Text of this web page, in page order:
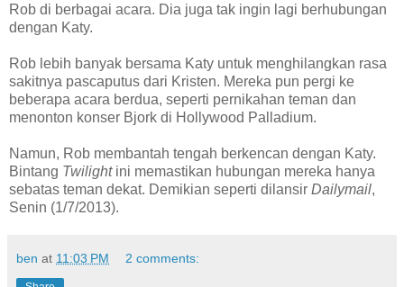
Rob di berbagai acara. Dia juga tak ingin lagi berhubungan
dengan Katy.
Rob lebih banyak bersama Katy untuk menghilangkan rasa
sakitnya pascaputus dari Kristen. Mereka pun pergi ke
beberapa acara berdua, seperti pernikahan teman dan
menonton konser Bjork di Hollywood Palladium.
Namun, Rob membantah tengah berkencan dengan Katy.
Bintang Twilightini memastikan hubungan mereka hanya
sebatas teman dekat. Demikian seperti dilansir Dailymail,
Senin (1/7/2013).
ben at 11:03 PM 2 comments: